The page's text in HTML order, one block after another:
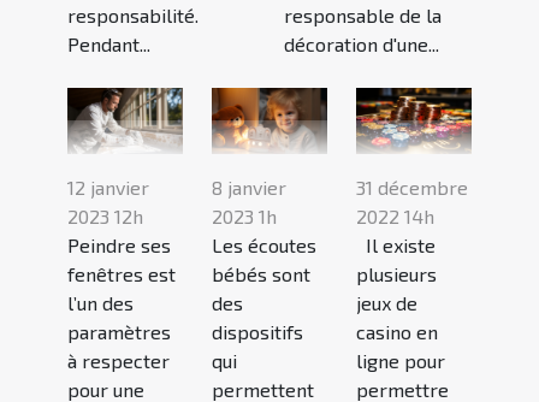
responsabilité.
Pendant...
responsable de la
décoration d'une...
12 janvier
2023 12h
Peindre ses
fenêtres est
l’un des
paramètres
à respecter
pour une
8 janvier
2023 1h
Les écoutes
bébés sont
des
dispositifs
qui
permettent
31 décembre
2022 14h
Il existe
plusieurs
jeux de
casino en
ligne pour
permettre